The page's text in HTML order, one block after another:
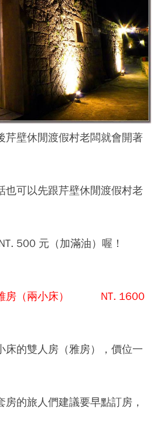
芹壁休閒渡假村老闆就會開著
也可以先跟芹壁休閒渡假村老
500 元（加滿油）喔！
雅房（兩小床） NT. 1600
床的雙人房（雅房），價位一
房的旅人們建議要早點訂房，